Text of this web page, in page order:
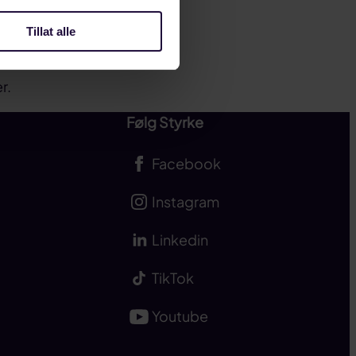
Tillat alle
Følg Styrke
Facebook
Instagram
Linkedin
TikTok
Youtube